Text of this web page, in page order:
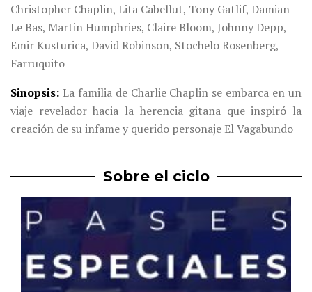
Christopher Chaplin, Lita Cabellut, Tony Gatlif, Damian
Le Bas, Martin Humphries, Claire Bloom, Johnny Depp,
Emir Kusturica, David Robinson, Stochelo Rosenberg,
Farruquito
Sinopsis La familia de Charlie Chaplin se embarca en un
viaje revelador hacia la herencia gitana que inspiró la
creación de su infame y querido personaje El Vagabundo
Sobre el ciclo